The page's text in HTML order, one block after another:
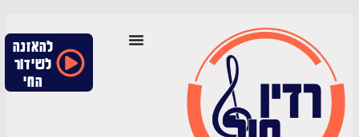
להאזנה
לשידור
החי